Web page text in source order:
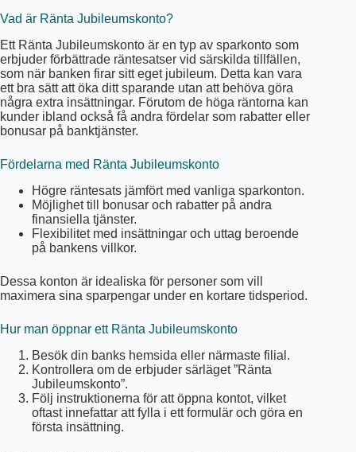
Vad är Ränta Jubileumskonto?
Ett Ränta Jubileumskonto är en typ av sparkonto som
erbjuder förbättrade räntesatser vid särskilda tillfällen,
som när banken firar sitt eget jubileum. Detta kan vara
ett bra sätt att öka ditt sparande utan att behöva göra
några extra insättningar. Förutom de höga räntorna kan
kunder ibland också få andra fördelar som rabatter eller
bonusar på banktjänster.
Fördelarna med Ränta Jubileumskonto
Högre räntesats jämfört med vanliga sparkonton.
Möjlighet till bonusar och rabatter på andra
finansiella tjänster.
Flexibilitet med insättningar och uttag beroende
på bankens villkor.
Dessa konton är idealiska för personer som vill
maximera sina sparpengar under en kortare tidsperiod.
Hur man öppnar ett Ränta Jubileumskonto
Besök din banks hemsida eller närmaste filial.
Kontrollera om de erbjuder särläget ”Ränta
Jubileumskonto”.
Följ instruktionerna för att öppna kontot, vilket
oftast innefattar att fylla i ett formulär och göra en
första insättning.